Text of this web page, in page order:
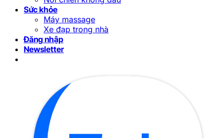
Sức khỏe
Máy massage
Xe đạp trong nhà
Đăng nhập
Newsletter